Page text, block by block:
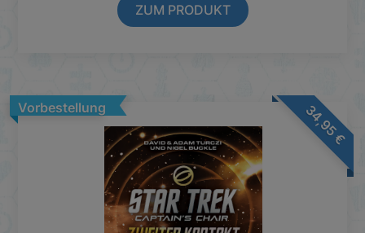
ZUM PRODUKT
34,95
€
Vorbestellung